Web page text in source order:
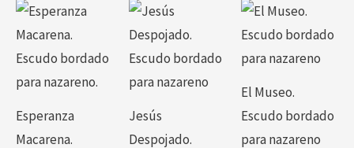
Esperanza
Macarena.
Este
producto
tiene
múltiples
Las
Jesús
Despojado.
Este
producto
tiene
múltiples
El Museo.
Escudo bordado
para nazareno
Este
producto
tiene